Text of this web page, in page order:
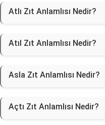
Atlı Zıt Anlamlısı Nedir?
Atıl Zıt Anlamlısı Nedir?
Asla Zıt Anlamlısı Nedir?
Açtı Zıt Anlamlısı Nedir?